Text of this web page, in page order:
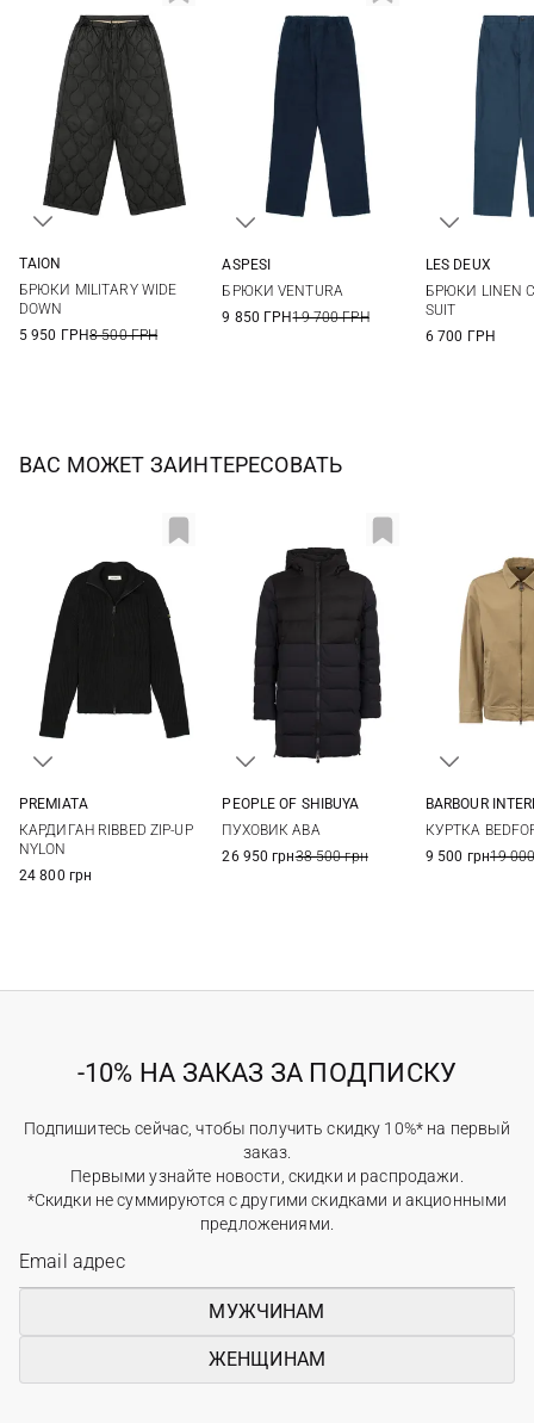
XL
TAION
БРЮКИ MILITARY WIDE
DOWN
5 950 ГРН8 500 ГРН
ASPESI
БРЮКИ VENTURA
9 850 ГРН19 700 ГРН
36/34
LES DEUX
БРЮКИ LINEN
SUIT
6 700 ГРН
ВАС МОЖЕТ ЗАИНТЕРЕСОВАТЬ
PREMIATA
КАРДИГАН RIBBED ZIP-UP
NYLON
24 800 грн
PEOPLE OF SHIBUYA
ПУХОВИК ABA
26 950 грн38 500 грн
BARBOUR
КУРТКА
9 500 грн19
-10% НА ЗАКАЗ ЗА ПОДПИСКУ
Подпишитесь сейчас, чтобы получить скидку 10%* на первый
заказ.
Первыми узнайте новости, скидки и распродажи.
*Скидки не суммируются с другими скидками и акционными
предложениями.
МУЖЧИНАМ
ЖЕНЩИНАМ